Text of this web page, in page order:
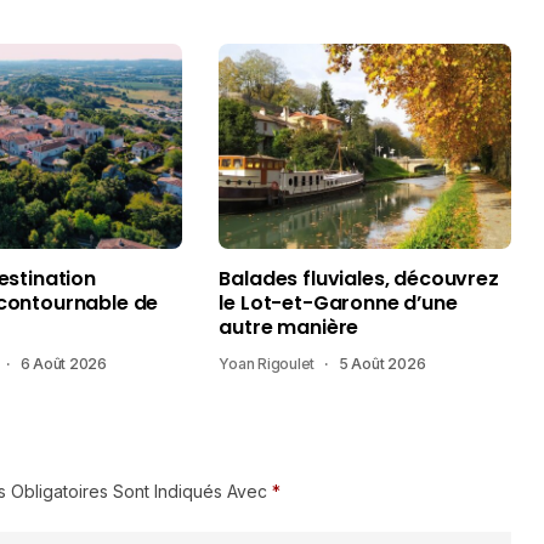
de
6 Août 2026
Balades fluviales, découvrez
le Lot-et-Garonne d’une
autre manière
Yoan Rigoulet 5 Août 2026
Obligatoires Sont Indiqués Avec *